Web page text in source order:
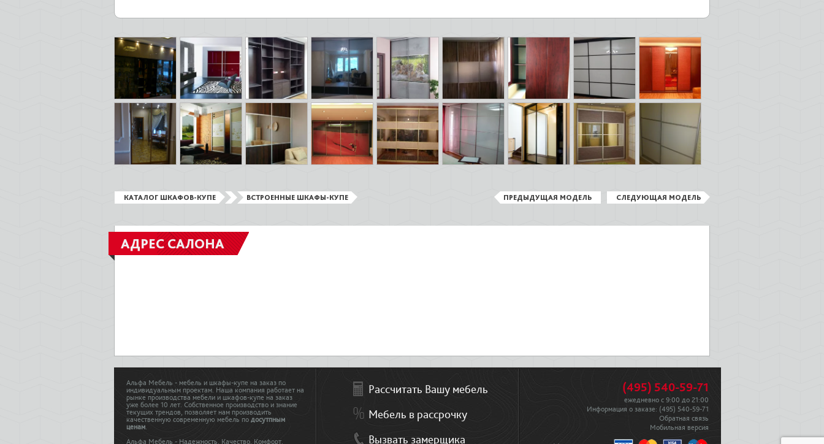
КАТАЛОГ ШКАФОВ-КУПЕ ВСТРОЕННЫЕ ШКАФЫ-КУПЕ ПРЕДЫДУЩАЯ МОДЕЛЬ СЛЕДУЮЩАЯ МОДЕЛЬ
АДРЕС САЛОНА
Альфа Мебель - мебель и шкафы-купе на заказ по
индивидуальным проектам. Наша компания работает на
рынке производства мебели и шкафов-купе на заказ
уже более 10 лет. Собственное производство и знание
текущих трендов, позволяет нам производить
качественную современную мебель по досутпным
ценам.
Альфа Мебель - Надежность. Качество. Комфорт.
Рассчитать Вашу мебель
Мебель в рассрочку
Вызвать замерщика
(495) 540-59-71
ежедневно с 9:00 до 21:00
Информация о заказе: (495) 540-59-71
Обратная связь
Мобильная версия